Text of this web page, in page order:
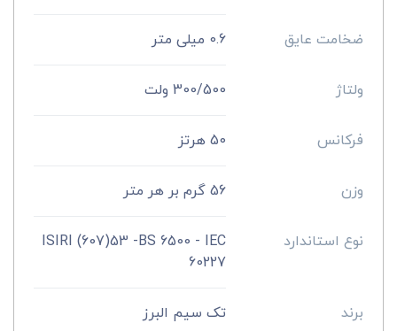
ضخامت عایق 0.6 میلی متر
ولتاژ 300/500 ولت
فرکانس 50 هرتز
وزن 56 گرم بر هر متر
نوع استاندارد
ISIRI (607)53 -BS 6500 - IEC
60227
برند تک سیم البرز